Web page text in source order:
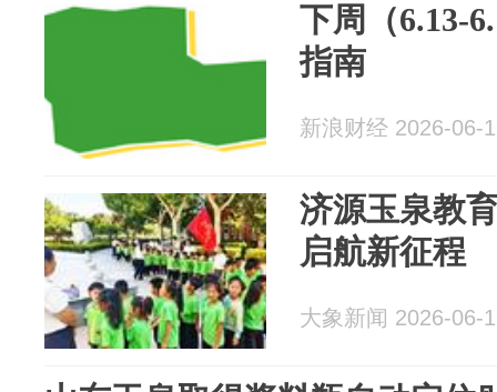
下周（6.13-
指南
新浪财经 2026-06-
济源玉泉教
启航新征程
大象新闻 2026-06-